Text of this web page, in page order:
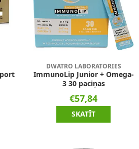
DWATRO LABORATORIES
ImmunoLip Junior + Omega-
3 30 paciņas
€57,84
SKATĪT